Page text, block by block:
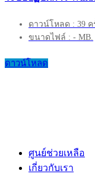
ดาวน์โหลด : 39 ค
ขนาดไฟล์ : - MB.
ดาวน์โหลด
ศูนย์ช่วยเหลือ
เกี่ยวกับเรา